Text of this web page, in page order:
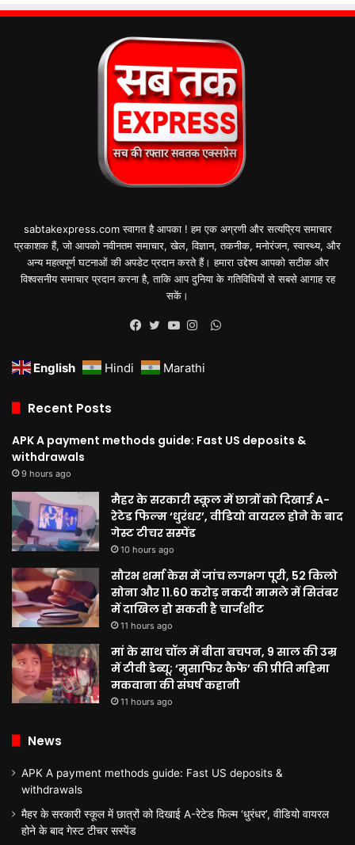
sabtakexpress.com स्वागत है आपका ! हम एक अग्रणी और सत्यप्रिय समाचार
प्रकाशक हैं, जो आपको नवीनतम समाचार, खेल, विज्ञान, तकनीक, मनोरंजन, स्वास्थ्य, और
अन्य महत्वपूर्ण घटनाओं की अपडेट प्रदान करते हैं। हमारा उद्देश्य आपको सटीक और
विश्वसनीय समाचार प्रदान करना है, ताकि आप दुनिया के गतिविधियों से सबसे आगाह रह
सकें।
WhatsApp
English Hindi Marathi
Recent Posts
APK A payment methods guide: Fast US deposits &
withdrawals
9 hours ago
मैहर के सरकारी स्कूल में छात्रों को दिखाई A-
रेटेड फिल्म ‘धुरंधर’, वीडियो वायरल होने के बाद
गेस्ट टीचर सस्पेंड
10 hours ago
सौरभ शर्मा केस में जांच लगभग पूरी, 52 किलो
सोना और 11.60 करोड़ नकदी मामले में सितंबर
में दाखिल हो सकती है चार्जशीट
11 hours ago
मां के साथ चॉल में बीता बचपन, 9 साल की उम्र
में टीवी डेब्यू; ‘मुसाफिर कैफे’ की प्रीति महिमा
मकवाना की संघर्ष कहानी
11 hours ago
News
APK A payment methods guide: Fast US deposits &
withdrawals
मैहर के सरकारी स्कूल में छात्रों को दिखाई A-रेटेड फिल्म ‘धुरंधर’, वीडियो वायरल
होने के बाद गेस्ट टीचर सस्पेंड